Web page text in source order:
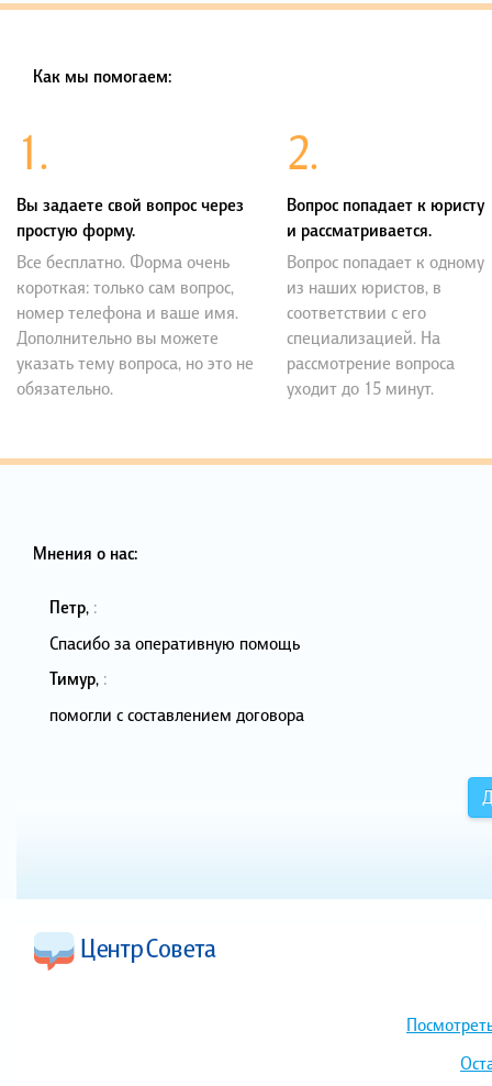
Как мы помогаем:
1.
Вы задаете свой вопрос через
простую форму.
Все бесплатно. Форма очень
короткая: только сам вопрос,
номер телефона и ваше имя.
Дополнительно вы можете
указать тему вопроса, но это не
обязательно.
2.
Вопрос попадает к юристу
и рассматривается.
Вопрос попадает к одному
из наших юристов, в
соответствии с его
специализацией. На
рассмотрение вопроса
уходит до 15 минут.
Мнения о нас:
Петр, :
Спасибо за оперативную помощь
Тимур, :
помогли с составлением договора